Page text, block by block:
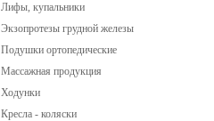
Лифы, купальники
Экзопротезы грудной железы
Подушки ортопедические
Массажная продукция
Ходунки
Кресла - коляски